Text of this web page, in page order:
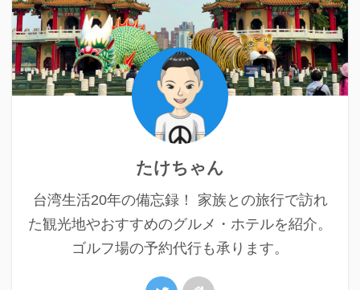
たけちゃん
台湾生活20年の備忘録！ 家族との旅行で訪れ
た観光地やおすすめのグルメ・ホテルを紹介。
ゴルフ場の予約代行も承ります。